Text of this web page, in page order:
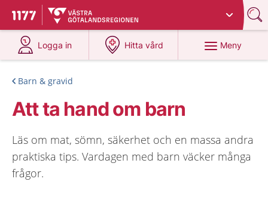
Till startsidan för 1177
Du har valt region
Logga in
på 1177.se
Hitta vård
på 1177.se
Meny
Barn & gravid
Att ta hand om barn
Läs om mat, sömn, säkerhet och en massa andra
praktiska tips. Vardagen med barn väcker många
frågor.